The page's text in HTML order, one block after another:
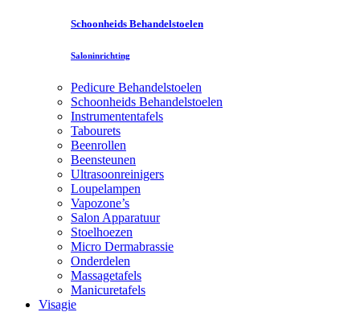
Schoonheids Behandelstoelen
Saloninrichting
Pedicure Behandelstoelen
Schoonheids Behandelstoelen
Instrumententafels
Tabourets
Beenrollen
Beensteunen
Ultrasoonreinigers
Loupelampen
Vapozone’s
Salon Apparatuur
Stoelhoezen
Micro Dermabrassie
Onderdelen
Massagetafels
Manicuretafels
Visagie